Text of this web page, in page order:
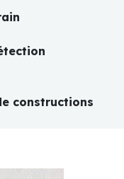
constructions